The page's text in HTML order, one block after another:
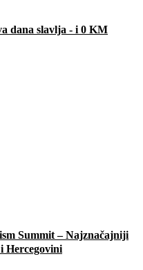
dana slavlja - i 0 KM
Summit – Najznačajniji
Hercegovini